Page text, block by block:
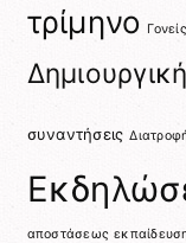
τρίμηνο
συναντήσεις
αποστάσεως